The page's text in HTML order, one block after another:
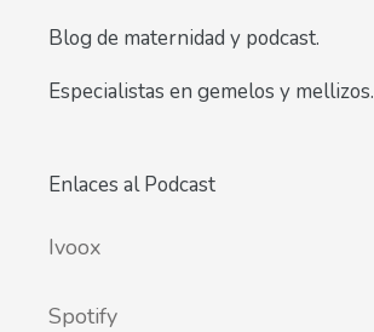
Blog de maternidad y podcast.
Especialistas en gemelos y mellizos.
Enlaces al Podcast
Ivoox
Spotify